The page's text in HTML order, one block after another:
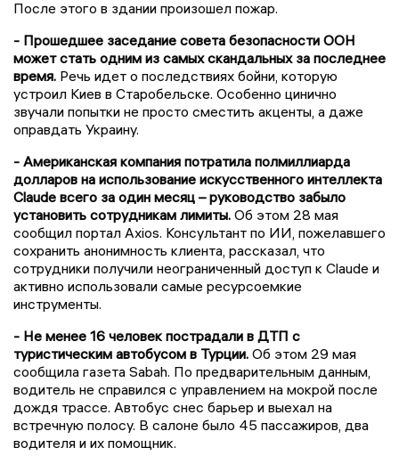
После этого в здании произошел пожар.
- Прошедшее заседание совета безопасности ООН
может стать одним из самых скандальных за последнее
время. Речь идет о последствиях бойни, которую
устроил Киев в Старобельске. Особенно цинично
звучали попытки не просто сместить акценты, а даже
оправдать Украину.
- Американская компания потратила полмиллиарда
долларов на использование искусственного интеллекта
Claude всего за один месяц – руководство забыло
установить сотрудникам лимиты. Об этом 28 мая
сообщил портал Axios. Консультант по ИИ, пожелавшего
сохранить анонимность клиента, рассказал, что
сотрудники получили неограниченный доступ к Claude и
активно использовали самые ресурсоемкие
инструменты.
- Не менее 16 человек пострадали в ДТП с
туристическим автобусом в Турции. Об этом 29 мая
сообщила газета Sabah. По предварительным данным,
водитель не справился с управлением на мокрой после
дождя трассе. Автобус снес барьер и выехал на
встречную полосу. В салоне было 45 пассажиров, два
водителя и их помощник.